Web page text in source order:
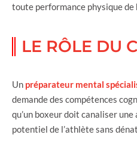
toute performance physique de
LE RÔLE DU
Un préparateur mental
demande des compétences
qu’un boxeur doit canaliser
potentiel de l’athlète sans